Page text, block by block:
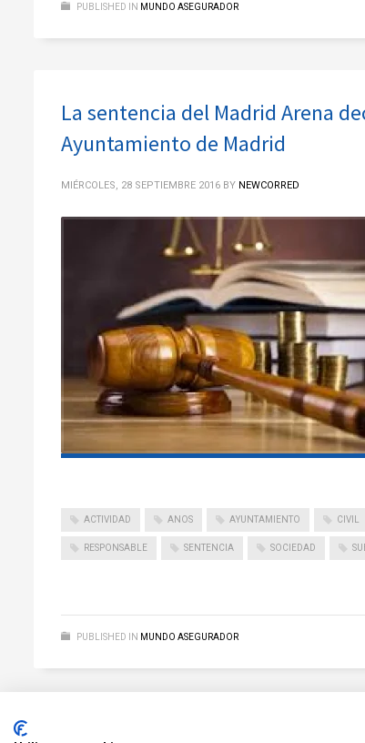
PUBLISHED IN MUNDO ASEGURADOR
La sentencia del Madrid Arena
Ayuntamiento de Madrid
MIÉRCOLES, 28 SEPTIEMBRE 2016 BY NEWCORRED
ACTIVIDAD ANOS AYUNTAMIENTO CIVIL
RESPONSABLE SENTENCIA SOCIEDAD
PUBLISHED IN MUNDO ASEGURADOR